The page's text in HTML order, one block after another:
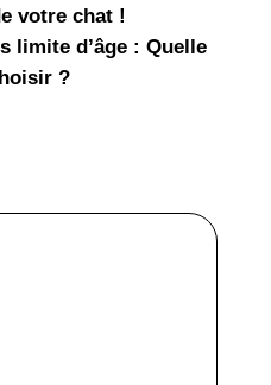
votre chat !
limite d’âge : Quelle
?